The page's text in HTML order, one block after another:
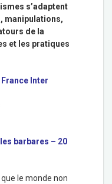
s’adaptent
manipulations,
de la
et les pratiques
Inter
barbares – 20
le monde non